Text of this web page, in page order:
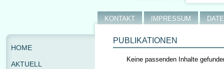
PUBLIKATIONEN
Keine passenden Inhalte
KONTAKT IMPRESSUM
HOME
AKTUELL